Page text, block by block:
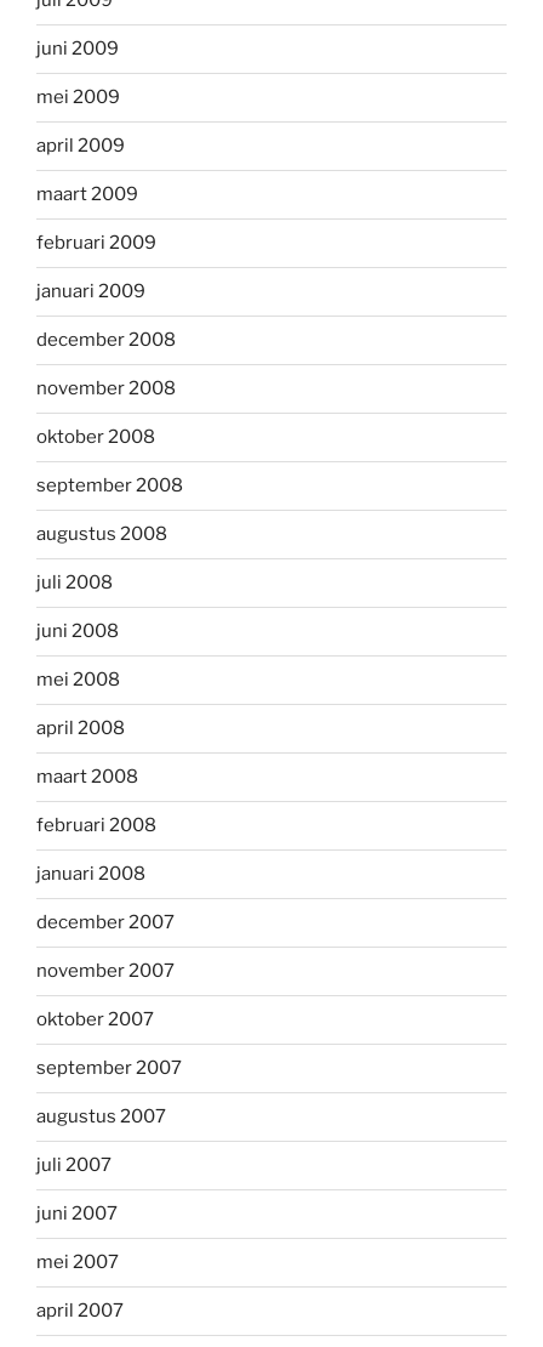
juni 2009
mei 2009
april 2009
maart 2009
februari 2009
januari 2009
december 2008
november 2008
oktober 2008
september 2008
augustus 2008
juli 2008
juni 2008
mei 2008
april 2008
maart 2008
februari 2008
januari 2008
december 2007
november 2007
oktober 2007
september 2007
augustus 2007
juli 2007
juni 2007
mei 2007
april 2007